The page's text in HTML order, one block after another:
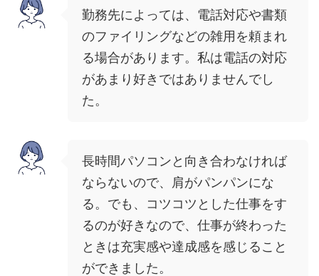
勤務先によっては、電話対応や書類
のファイリングなどの雑用を頼まれ
る場合があります。私は電話の対応
があまり好きではありませんでし
た。
長時間パソコンと向き合わなければ
ならないので、肩がパンパンにな
る。でも、コツコツとした仕事をす
るのが好きなので、仕事が終わった
ときは充実感や達成感を感じること
ができました。